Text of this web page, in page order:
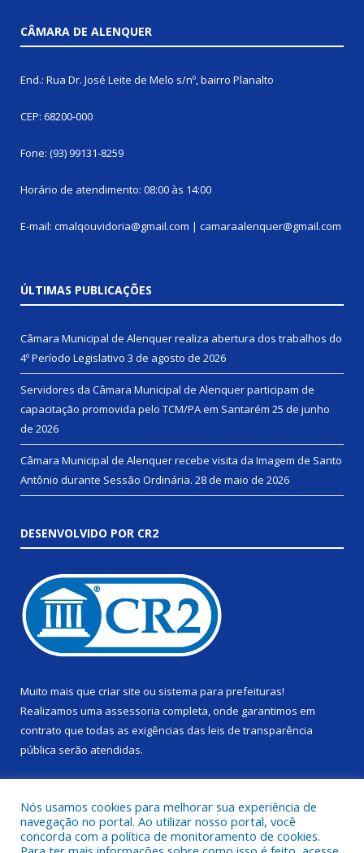
CÂMARA DE ALENQUER
End.: Rua Dr. José Leite de Melo s/nº, bairro Planalto
CEP: 68200-000
Fone: (93) 99131-8259
Horário de atendimento: 08:00 às 14:00
E-mail: cmalqouvidoria@gmail.com | camaraalenquer@gmail.com
ÚLTIMAS PUBLICAÇÕES
Câmara Municipal de Alenquer realiza abertura dos trabalhos do
4º Período Legislativo 3 de agosto de 2026
Servidores da Câmara Municipal de Alenquer participam de
capacitação promovida pelo TCM/PA em Santarém 25 de junho
de 2026
Câmara Municipal de Alenquer recebe visita da Imagem de Santo
Antônio durante Sessão Ordinária. 28 de maio de 2026
DESENVOLVIDO POR CR2
Muito mais que criar site ou sistema para prefeituras!
Realizamos uma assessoria completa, onde garantimos em
contrato que todas as exigências das leis de transparência
pública serão atendidas.
Nós usamos cookies para melhorar sua experiência de
navegação no portal. Ao utilizar nosso portal, você
concorda com a política de monitoramento de cookies.